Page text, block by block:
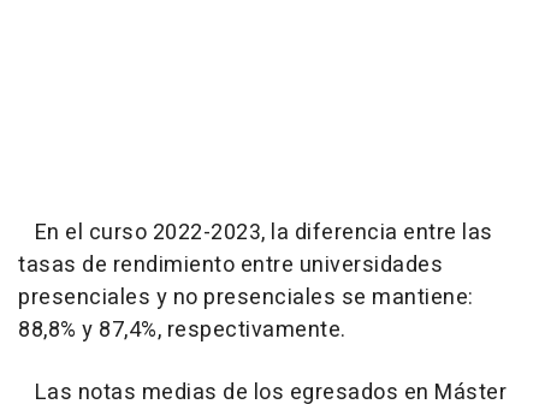
En el curso 2022-2023, la diferencia entre las
tasas de rendimiento entre universidades
presenciales y no presenciales se mantiene:
88,8% y 87,4%, respectivamente.
Las notas medias de los egresados en Máster